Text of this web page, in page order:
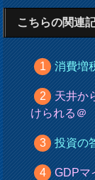
こちらの関連
消費増
天井か
けられる＠
投資の
GDPマ